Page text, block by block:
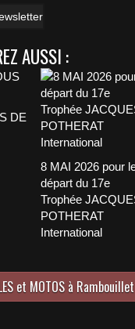
AUSSI :
DE
8 MAI 2026 pour
départ du 17e
Trophée
POTHERAT
International